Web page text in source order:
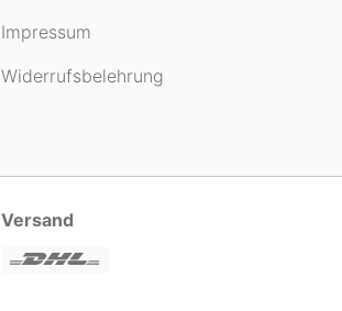
Impressum
Widerrufsbelehrung
Versand